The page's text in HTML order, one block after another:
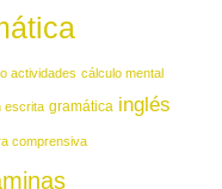
actividades cálculo mental
escrita gramática inglés
comprensiva